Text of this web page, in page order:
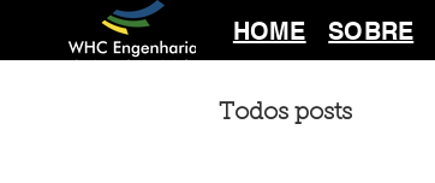
HOME SOBRE
Todos posts